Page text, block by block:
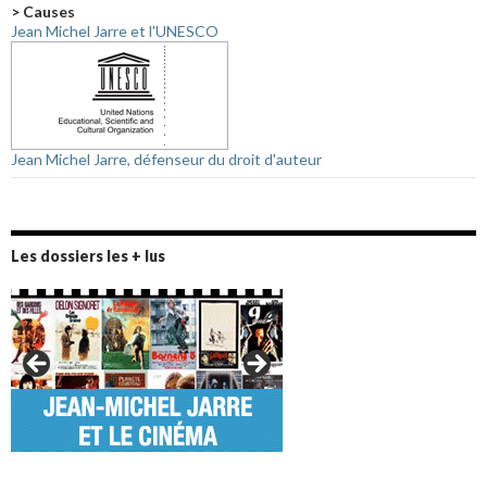
> Causes
Jean Michel Jarre et l'UNESCO
Jean Michel Jarre, défenseur du droit d'auteur
Les dossiers les + lus